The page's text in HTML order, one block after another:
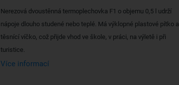
Nerezová dvoustěnná termoplechovka F1 o objemu 0,5 l udrží
nápoje dlouho studené nebo teplé. Má výklopné plastové pítko a
těsnící víčko, což přijde vhod ve škole, v práci, na výletě i při
turistice.
Více informací